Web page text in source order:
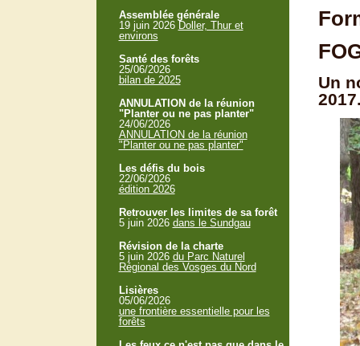
Un
Assemblée générale
19 juin 2026 Doller, Thur et
environs
Santé des forêts
25/06/2026
bilan de 2025
ANNULATION de la réunion
"Planter ou ne pas planter"
24/06/2026
ANNULATION de la réunion
"Planter ou ne pas planter"
Les défis du bois
22/06/2026
édition 2026
Retrouver les limites de sa forêt
5 juin 2026 dans le Sundgau
Révision de la charte
5 juin 2026 du Parc Naturel
Régional des Vosges du Nord
Lisières
05/06/2026
une frontière essentielle pour les
forêts